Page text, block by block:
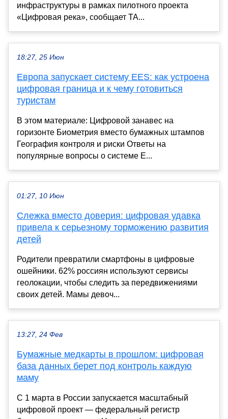
инфраструктуры в рамках пилотного проекта
«Цифровая река», сообщает ТА...
18:27, 25 Июн
Европа запускает систему EES: как устроена
цифровая граница и к чему готовиться
туристам
В этом материале: Цифровой занавес на
горизонте Биометрия вместо бумажных штампов
География контроля и риски Ответы на
популярные вопросы о системе E...
01:27, 10 Июн
Слежка вместо доверия: цифровая удавка
привела к серьезному торможению развития
детей
Родители превратили смартфоны в цифровые
ошейники. 62% россиян используют сервисы
геолокации, чтобы следить за передвижениями
своих детей. Мамы девоч...
13:27, 24 Фев
Бумажные медкарты в прошлом: цифровая
база данных берет под контроль каждую
маму
С 1 марта в России запускается масштабный
цифровой проект — федеральный регистр